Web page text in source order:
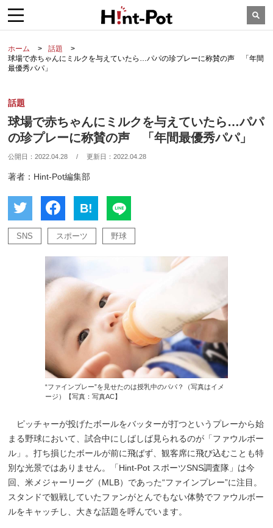
ホーム
話題
球場で赤ちゃんにミルクを与えていたら…パパの珍プレーに称賛の声 「年間
最優秀パパ」
話題
球場で赤ちゃんにミルクを与えていたら…パパ
の珍プレーに称賛の声 「年間最優秀パパ」
公開日：2022.04.28 / 更新日：2022.04.28
著者：Hint-Pot編集部
B!
SNS スポーツ 野球
“ファインプレー”を見せたのは授乳中のパパ？（写真はイメ
ージ）【写真：写真AC】
ピッチャーが投げたボールをバッターが打つというプレーから始
まる野球において、試合中にしばしば見られるのが「ファウルボー
ル」。打ち損じたボールが前に飛ばず、観客席に飛び込むことも特
別な光景ではありません。「Hint-Pot スポーツSNS調査隊」は今
回、米メジャーリーグ（MLB）であった“ファインプレー”に注目。
スタンドで観戦していたファンがとんでもない体勢でファウルボー
ルをキャッチし、大きな話題を呼んでいます。